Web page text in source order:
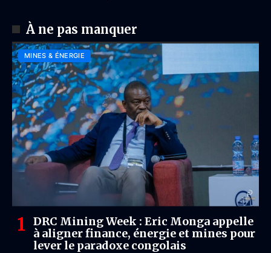
À ne pas manquer
MINES & ÉNERGIE
DRC Mining Week : Eric Monga appelle
à aligner finance, énergie et mines pour
lever le paradoxe congolais